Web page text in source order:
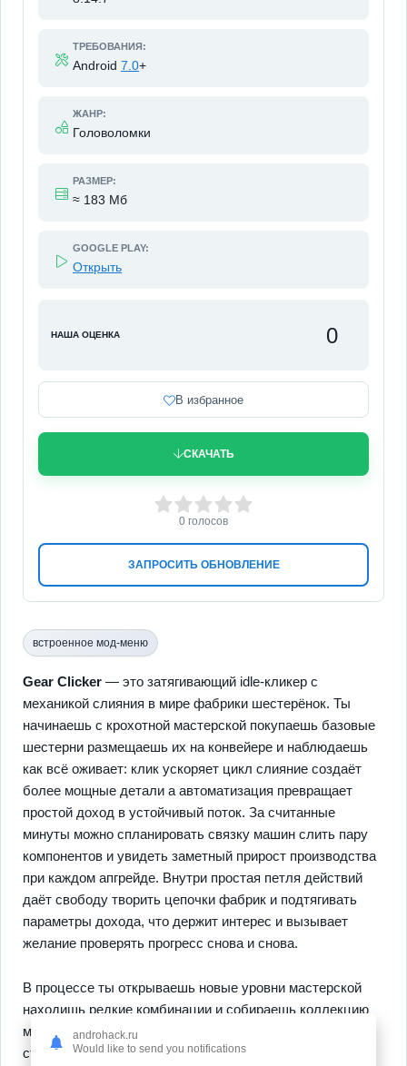
ТРЕБОВАНИЯ:
Android 7.0+
ЖАНР:
Головоломки
РАЗМЕР:
≈ 183 Мб
GOOGLE PLAY:
Открыть
НАША ОЦЕНКА 0
В избранное
СКАЧАТЬ
ЗАПРОСИТЬ ОБНОВЛЕНИЕ
3 4 5
0 голосов
встроенное мод-меню
Gear Clicker — это затягивающий idle-кликер с
механикой слияния в мире фабрики шестерёнок. Ты
начинаешь с крохотной мастерской покупаешь базовые
шестерни размещаешь их на конвейере и наблюдаешь
как всё оживает: клик ускоряет цикл слияние создаёт
более мощные детали а автоматизация превращает
простой доход в устойчивый поток. За считанные
минуты можно спланировать связку машин слить пару
компонентов и увидеть заметный прирост производства
при каждом апгрейде. Внутри простая петля действий
даёт свободу творить цепочки фабрик и подтягивать
параметры дохода, что держит интерес и вызывает
желание проверять прогресс снова и снова.
В процессе ты открываешь новые уровни мастерской
находишь редкие комбинации и собираешь коллекцию
механических решений, среди которых ключевыми
станут
мощные агрегатыибыстрые конвейеры
androhack.ru
Would like to send you notifications